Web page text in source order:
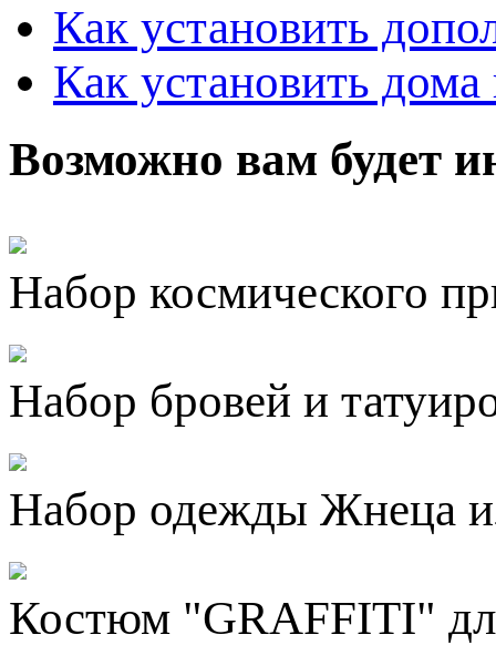
Как установить
Как установить
Возможно вам будет
Набор космического
Набор бровей и
Набор одежды Жнеца
Костюм "GRAFFITI"